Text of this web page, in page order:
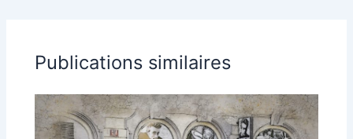
Publications similaires